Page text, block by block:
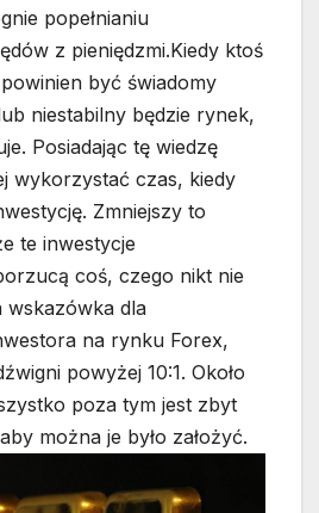
popełnianiu
z pieniędzmi.Kiedy ktoś
być świadomy
niestabilny będzie rynek,
Posiadając tę ​​wiedzę
wykorzystać czas, kiedy
Zmniejszy to
te inwestycje
coś, czego nikt nie
wskazówka dla
na rynku Forex,
powyżej 10:1. Około
poza tym jest zbyt
można je było założyć.